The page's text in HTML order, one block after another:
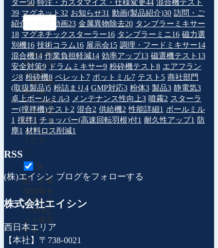
FAX
上記項
目にご記
入頂き、
「確認画
面へ進
む」ボタ
ンを一回
だけクリ
ックして
くださ
い。
次
回、お客
様情報を
入力しな
いで済む
よう保存
する。
ター50 特注・カスタマイズ・仕様変更44 混合機テスト
39 マグネット 32 お知らせ31 動画(製品紹介)30 訪問・ご
紹介
検証動画23 金属異物除去20 タンブラーミキサー
18 マグネチックスターラー16 タンブラーミニ16 磁力選
別機16 技術コラム16 展示会15 調理・フードミキサー14
混合機14 作業負担軽減14 効率アップ13 磁選機テスト 13
安全対策9 ドラムミキサー9 粉砕機テスト 8 エアフラン
ジ8 粉砕機8 ペレット 7 ポットミル7 テスト 5 商社部門
(取扱製品)5 粉詰まり 4 GMP対応3 粉体3 製品3 静電気3
卓上ボールミル3 メンテナンス性向上3 噴霧2 スターラ
ー(撹拌機)テスト 2 混合2 供給機2 性能詳細1 ボールミル
1 撹拌1 チョッパー(高速回転羽根)付1 耐久性アップ1 防
塵1 材料ロス削減1
RSS
(株)エイシン ブログをフォローする
株式会社エイシン
西日本エリア
【本社】〒738-0021